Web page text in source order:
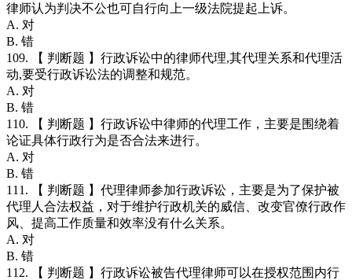
律师认为判决不公也可自行向上一级法院提起上诉。
A. 对
B. 错
109. 【 判断题 】行政诉讼中的律师代理,其代理关系和代理活
动,要受行政诉讼法的调整和规范。
A. 对
B. 错
110. 【 判断题 】行政诉讼中律师的代理工作，主要是围绕着
论证具体行政行为是否合法来进行。
A. 对
B. 错
111. 【 判断题 】代理律师参加行政诉讼，主要是为了保护被
代理人合法权益，对于维护行政机关的威信、改变官僚行政作
风、提高工作质量和效率没有什么关系。
A. 对
B. 错
112. 【 判断题 】行政诉讼被告代理律师可以在授权范围内行